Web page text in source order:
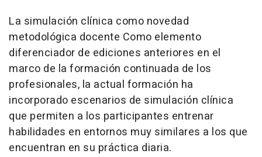
La simulación clínica como novedad
metodológica docente Como elemento
diferenciador de ediciones anteriores en el
marco de la formación continuada de los
profesionales, la actual formación ha
incorporado escenarios de simulación clínica
que permiten a los participantes entrenar
habilidades en entornos muy similares a los que
encuentran en su práctica diaria.